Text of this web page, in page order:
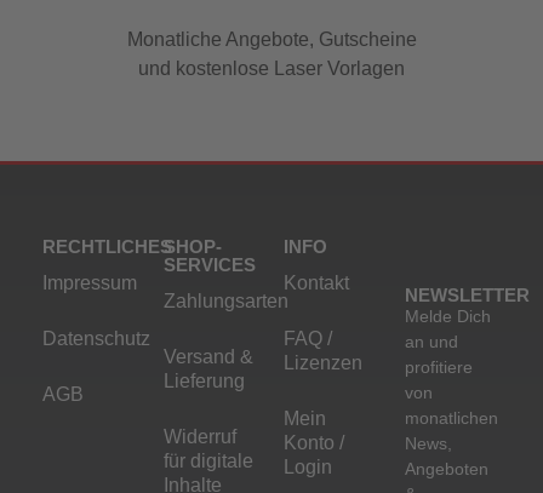
Monatliche Angebote, Gutscheine
und kostenlose Laser Vorlagen
RECHTLICHES
Impressum
Datenschutz
AGB
SHOP-
SERVICES
Zahlungsarten
Versand &
Lieferung
Widerruf
für digitale
Inhalte
INFO
Kontakt
FAQ /
Lizenzen
Mein
Konto /
Login
NEWSLETTER
Melde Dich
an und
profitiere
von
monatlichen
News,
Angeboten